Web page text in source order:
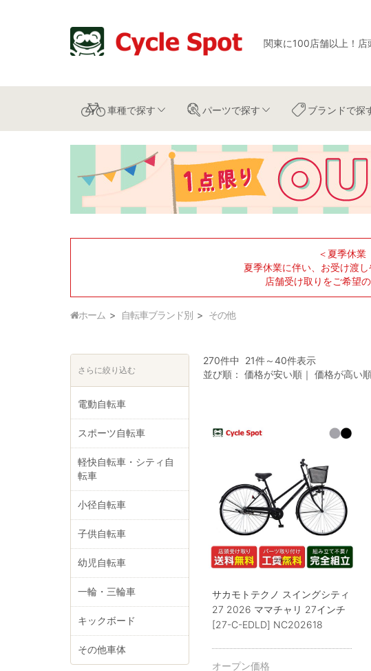
関東に100店舗以上 ！ 店
車種で探す パーツで探す ブランドで探
＜夏季休業
夏季休業に伴い、お受け渡
店舗受け取りをご希望
ホーム 自転車ブランド別 その他
270件中 21件～40件表示
並び順：価格が安い順 ｜価格が高い
サカモトテクノ スイングシティ
27 2026 ママチャリ 27インチ
[27-C-EDLD] NC202618
オープン価格
さらに絞り込む
電動自転車
スポーツ自転車
軽快自転車・シティ自
転車
小径自転車
子供自転車
幼児自転車
一輪・三輪車
キックボード
その他車体